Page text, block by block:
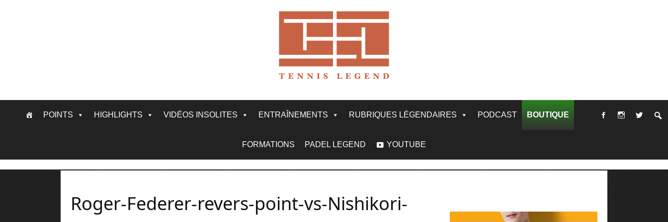
POINTS HIGHLIGHTS VIDÉOS INSOLITES ENTRAÎNEMENTS RUBRIQUES LÉGENDAIRES PODCAST BOUTIQUE
FORMATIONS PADEL LEGEND YOUTUBE
Roger-Federer-revers-point-vs-Nishikori-